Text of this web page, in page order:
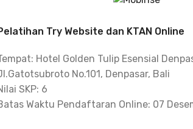
Try Website dan KTAN Online
Hotel Golden Tulip Esensial
No.101, Denpasar, Bali
SKP: 6
Waktu Pendaftaran Online: 07